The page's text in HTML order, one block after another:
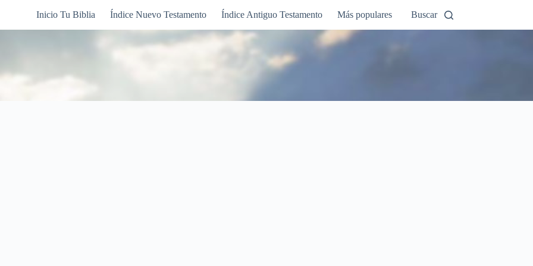
Inicio Tu Biblia Índice Nuevo Testamento Índice Antiguo Testamento Más populares Buscar